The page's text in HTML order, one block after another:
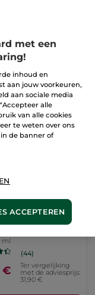
- Eau de
(599)
€
Ter vergelijking
met de
69,90 €
IN
ml
(44)
€
Ter vergelijking
met de adviesprijs:
31,90 €
met een
inhoud en
aan jouw voorkeuren,
aan sociale media
alle
van alle cookies
te weten over ons
de banner of
ACCEPTEREN